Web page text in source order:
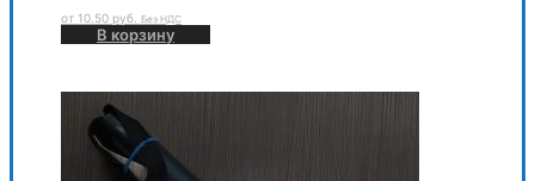
от 10.50 руб. Без НДС
В корзину